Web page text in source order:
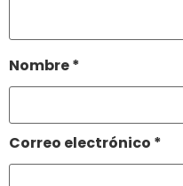
Nombre*
Correo electrónico *